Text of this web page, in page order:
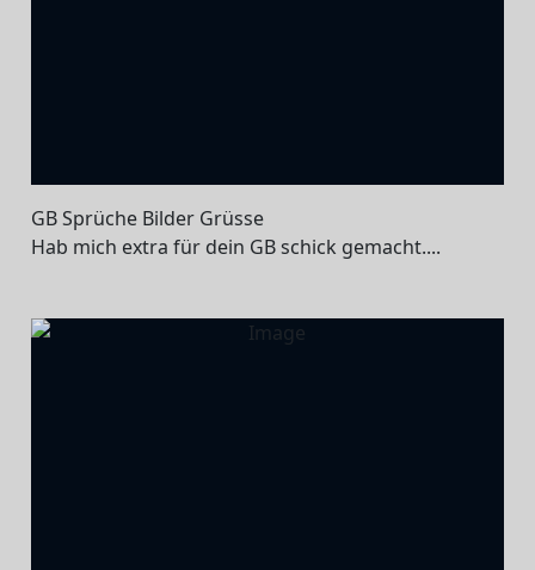
GB Sprüche Bilder Grüsse
Hab mich extra für dein GB schick gemacht....